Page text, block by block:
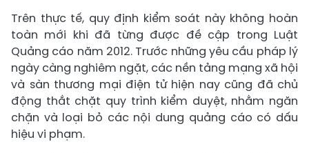
Trên thực tế, quy định kiểm soát này không hoàn
toàn mới khi đã từng được đề cập trong Luật
Quảng cáo năm 2012. Trước những yêu cầu pháp lý
ngày càng nghiêm ngặt, các nền tảng mạng xã hội
và sàn thương mại điện tử hiện nay cũng đã chủ
động thắt chặt quy trình kiểm duyệt, nhằm ngăn
chặn và loại bỏ các nội dung quảng cáo có dấu
hiệu vi phạm.